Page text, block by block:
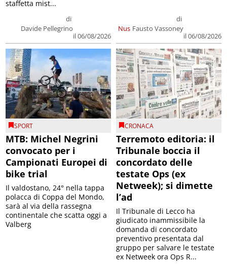
di
Davide Pellegrino
il 06/08/2026
staffetta mist...
Nus
di
Fausto Vassoney
il 06/08/2026
SPORT
MTB: Michel Negrini
convocato per i
Campionati Europei di
bike trial
Il valdostano, 24° nella tappa
polacca di Coppa del Mondo,
sarà al via della rassegna
continentale che scatta oggi a
Valberg
CRONACA
Terremoto editoria: il
Tribunale boccia il
concordato delle
testate Ops (ex
Netweek); si dimette
l’ad
Il Tribunale di Lecco ha
giudicato inammissibile la
domanda di concordato
preventivo presentata dal
gruppo per salvare le testate
ex Netweek ora Ops R...